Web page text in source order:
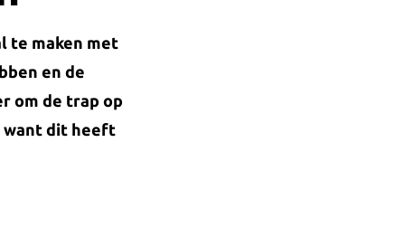
te maken met
en de
om de trap op
want dit heeft